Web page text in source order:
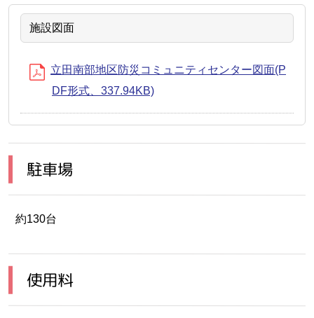
施設図面
立田南部地区防災コミュニティセンター図面(P
DF形式、337.94KB)
駐車場
約130台
使用料